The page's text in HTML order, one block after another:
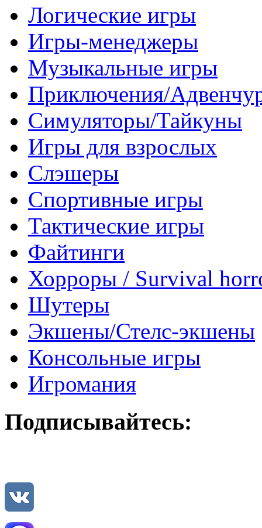
Логические игры
Игры-менеджеры
Музыкальные игры
Приключения/
Симуляторы/Тайкуны
Игры для взрослых
Слэшеры
Спортивные игры
Тактические игры
Файтинги
Хорроры / Survival
Шутеры
Экшены/Стелс-экшены
Консольные игры
Игромания
Подписывайтесь: